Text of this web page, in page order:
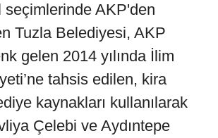
seçimlerinde AKP'den
Tuzla Belediyesi, AKP
gelen 2014 yılında İlim
tahsis edilen, kira
kaynakları kullanılarak
Çelebi ve Aydıntepe